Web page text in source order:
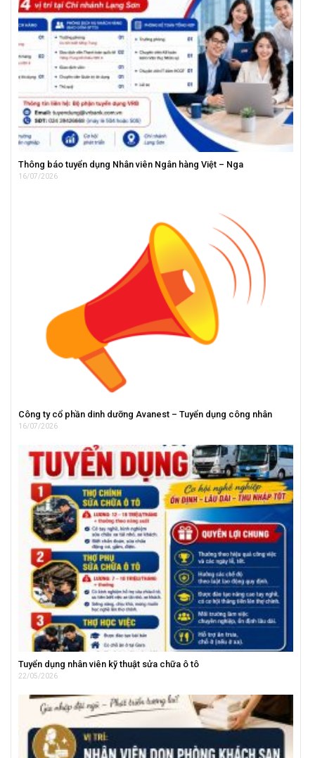
Thông báo tuyển dụng Nhân viên Ngân hàng Việt – Nga
16/07/2026
Công ty cổ phần dinh dưỡng Avanest – Tuyển dụng công nhân
16/07/2026
Tuyển dụng nhân viên kỹ thuật sửa chữa ô tô
22/05/2026